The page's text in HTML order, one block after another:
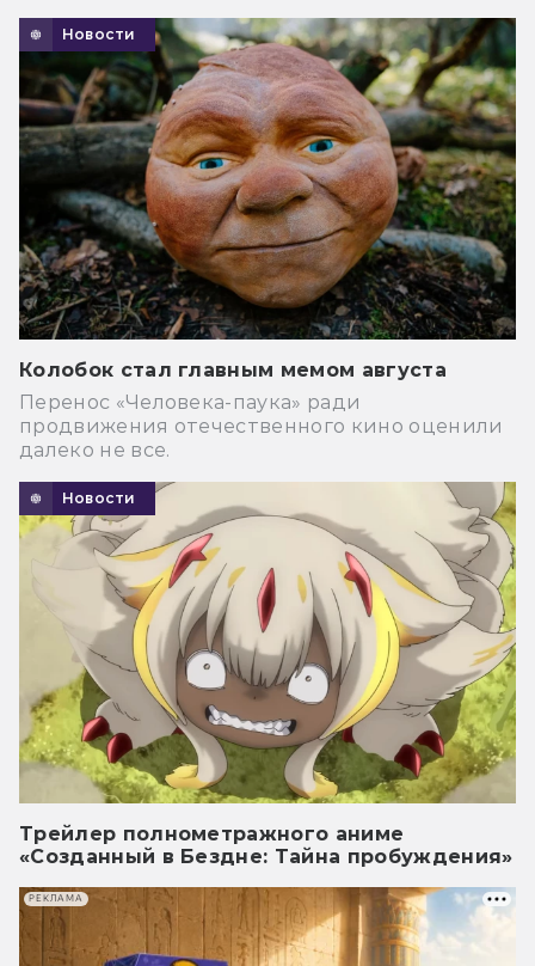
Новости
Колобок стал главным мемом августа
Перенос «Человека-паука» ради
продвижения отечественного кино оценили
далеко не все.
Новости
Трейлер полнометражного аниме
«Созданный в Бездне: Тайна пробуждения»
РЕКЛАМА